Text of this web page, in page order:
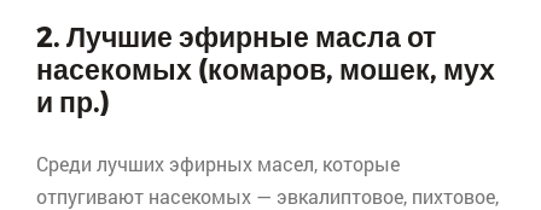
2. Лучшие эфирные масла от
насекомых (комаров, мошек, мух
и пр.)
Среди лучших эфирных масел, которые
отпугивают насекомых — эвкалиптовое, пихтовое,